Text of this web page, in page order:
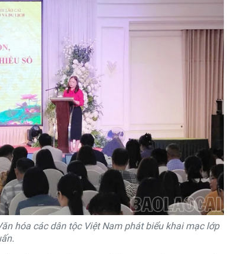
hóa các dân tộc Việt Nam phát biểu khai mạc lớp